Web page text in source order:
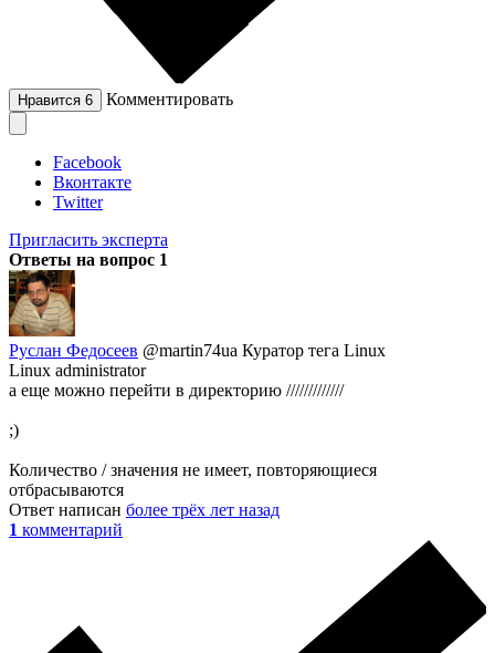
Нравится 6 Комментировать
Facebook
Вконтакте
Twitter
Пригласить эксперта
Ответы на вопрос 1
Руслан Федосеев @martin74ua Куратор тега Linux
Linux administrator
а еще можно перейти в директорию /////////////
;)
Количество / значения не имеет, повторяющиеся
отбрасываются
Ответ написан более трёх лет назад
1 комментарий